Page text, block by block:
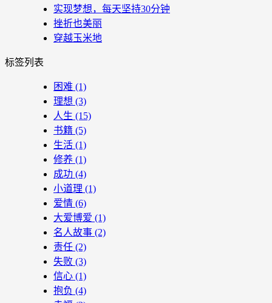
实现梦想，每天坚持30分钟
挫折也美丽
穿越玉米地
标签列表
困难 (1)
理想 (3)
人生 (15)
书籍 (5)
生活 (1)
修养 (1)
成功 (4)
小道理 (1)
爱情 (6)
大爱博爱 (1)
名人故事 (2)
责任 (2)
失败 (3)
信心 (1)
抱负 (4)